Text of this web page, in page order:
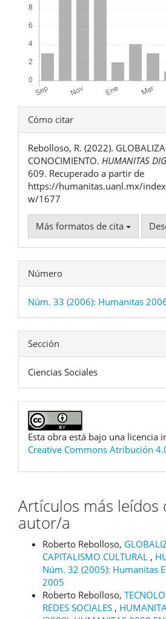
Detalles
del
artículo
Cómo citar
Rebolloso, R. (2022).
CONOCIMIENTO. HUMANITAS
609. Recuperado a partir de
https://humanitas.uanl.mx/
w/1677
Más formatos de cita
Número
Núm. 33 (2006): Humanitas
Sección
Ciencias Sociales
Esta obra está bajo una licencia
Creative Commons Atribución
Artículos más leídos
autor/a
Roberto Rebolloso,
CAPITALISMO CULTURAL ,
Núm. 32 (2005): Humanitas
2005
Roberto Rebolloso,
REDES SOCIALES ,